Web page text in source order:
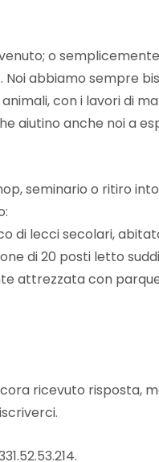
o
abbiamo sempre
con i lavori di
aiutino anche noi a
seminario o ritiro
lecci secolari,
di 20 posti letto
attrezzata con
ricevuto risposta,